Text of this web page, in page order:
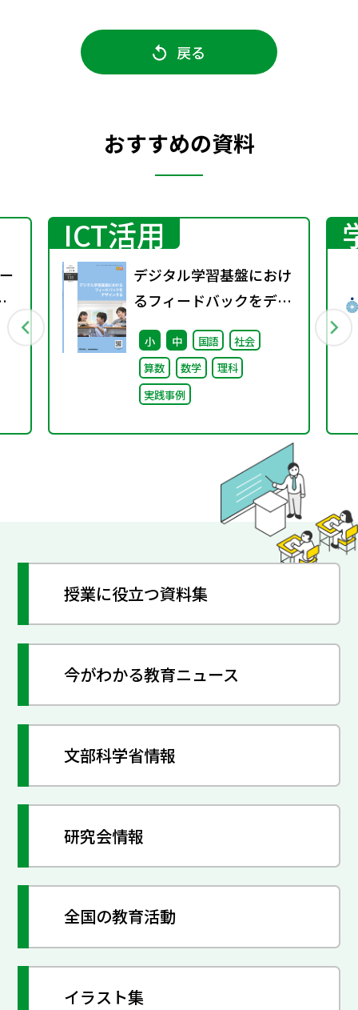
戻る
おすすめの資料
ICT活用
デジタル学習基盤におけ
るフィードバックをデザ
インする（特別課題
138）
小 中 国語
社会
算数
数学
理科
実践事例
授業に役立つ資料集
今がわかる教育ニュース
文部科学省情報
研究会情報
全国の教育活動
イラスト集